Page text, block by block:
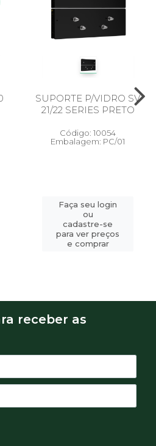
SUPORTE P/VIDRO SV
21/22 SERIES PRETO
Código: 10054
Embalagem: PC/01
Faça seu login
ou
cadastre-se
para ver preços
e comprar
receber as